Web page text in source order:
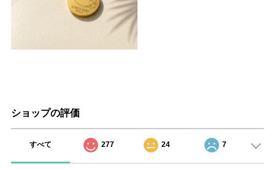
ショップの評価
すべて 277 24 7